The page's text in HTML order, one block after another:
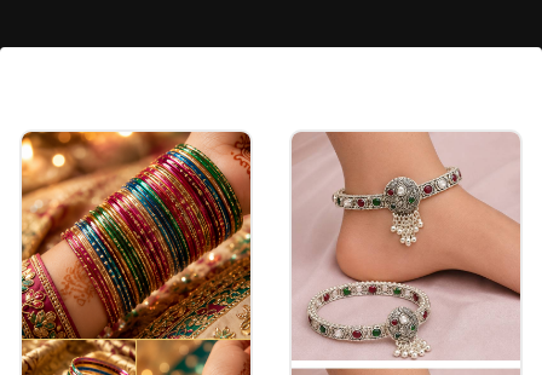
अगर आपको मॉडर्न लुक पसंद है, तो मिनिमल फ्लोवर सुई धागा
डिजाइन शानदार ऑप्शन हो सकती हैं। ये इयररिंग वेस्टर्न और इंडो
एथनिक के साथ खूब जंच सकती हैं।
Image credits: Our own